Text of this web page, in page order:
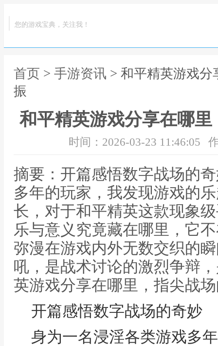
您的游戏宝典，关注我！
首页 > 手游资讯 > 和平精英游戏
振
和平精英游戏分享在哪
时间：2026-03-23 11:46:05
摘要：开篇感悟数字战场的
多年的玩家，我发现游戏的
长，对于和平精英这款现象
乐与意义究竟藏在哪里，它
弥漫在游戏内外无数交织的
吼，是战术讨论的激烈争辩
英游戏分享在哪里，指尖战
开篇感悟数字战场的奇妙
身为一名浸淫各类游戏多